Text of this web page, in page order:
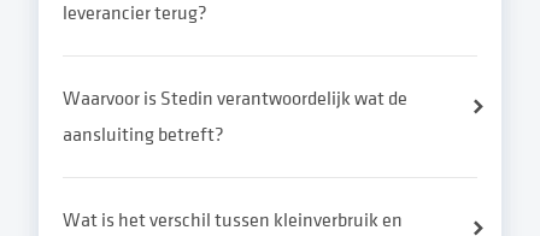
leverancier terug?
Waarvoor is Stedin verantwoordelijk wat de
aansluiting betreft?
Wat is het verschil tussen kleinverbruik en